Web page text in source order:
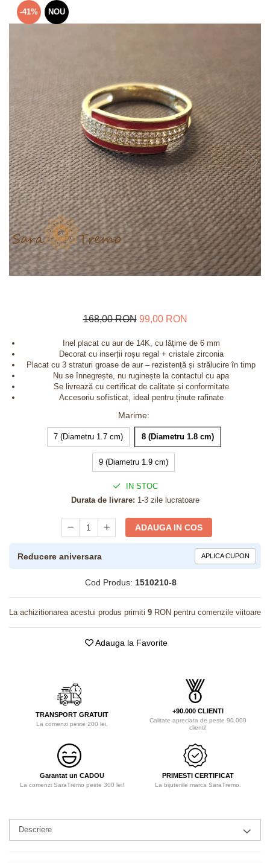
Bijuterii pentru barbati
Bijuterii din argint placate cu aur
24K
-41% NOU
168,00 RON 99,00 RON
Inel placat cu aur de 14K, cu lățime de 6 mm
Decorat cu inserții roșu regal + cristale zirconia
Placat cu 3 straturi groase de aur – rezistență și strălucire în timp
Nu se înnegrește, nu ruginește la contactul cu apa
Se livrează cu certificat de calitate și conformitate
Accesoriu sofisticat, ideal pentru ținute rafinate
Marime:
7 (Diametru 1.7 cm) 8 (Diametru 1.8 cm)
9 (Diametru 1.9 cm)
IN STOC
Durata de livrare: 1-3 zile lucratoare
ADAUGA IN COS
Reducere aniversara APLICA CUPON
Cod Produs: 1510210-8
La achizitionarea acestui produs primiti 9 RON pentru comenzile viitoare
Adauga la Favorite
TRANSPORT GRATUIT
La comenzi peste 200 lei.
+90.000 CLIENTI
Calitate apreciata de peste 90.000
clienti!
Garantat un CADOU
La comenzi SaraTremo peste 300 lei!
PRIMESTI CERTIFICAT
La bijuteriile marca SaraTremo.
Descriere